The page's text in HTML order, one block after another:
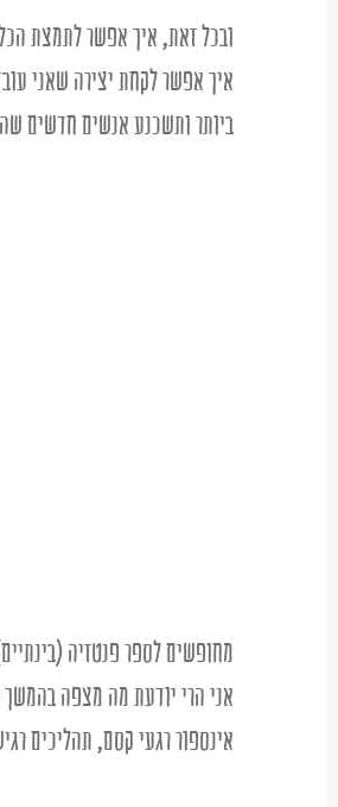
ובכל זאת, איך אפשר לתמצת
איך אפשר לקחת יצירה שאני
ביותר ותשכנע אנשים חדשים
מחופשים לספר פנטזיה
אני הרי יודעת מה מצפה
אינספור רגעי קסם, תהליכים